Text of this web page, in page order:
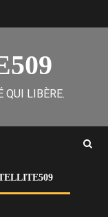
QUI LIBÈRE.
pour agression